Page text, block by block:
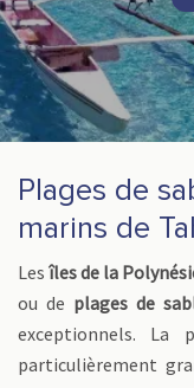
Plages de
marins de
Les îles de la
ou de plages de
exceptionnels. La
particulièrement